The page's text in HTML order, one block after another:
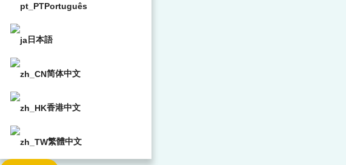
Português
日本語
简体中文
香港中文
繁體中文